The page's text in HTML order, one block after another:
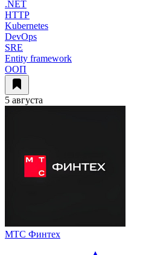
.NET
HTTP
Kubernetes
DevOps
SRE
Entity framework
ООП
5 августа
МТС Финтех